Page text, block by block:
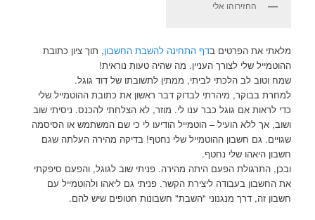
החזירוהו אלי
מלאתי את הפרטים בדף התחינה להשבת החשבון, תוך ציון כתובת
ההוטמייל שלי לצורך העניין. מה שהיה טעות נוראית!
שמח וטוב לב הלכתי לביתי, ממתין לתשובתו של דוד גוגל.
למחרת בבוקר, מיהרתי לבדוק דבר ראשון את כתובת ההוטמייל שלי
כדי לראות אם גוגל כבר ענו לי. מוזר, לא הצלחתי להכנס. ניסיתי שוב
ושוב, אך ללא הועיל – הוטמייל הודיעו לי כי שם המשתמש או הסיסמה
שגויים. גם חשבון ההוטמייל שלי נחטף! בדיקה מהירה העלתה שגם
חשבון היאהו שלי נחטף.
ובכן, התרגולת הפעם היתה מהירה. פניתי שוב לגוגל, והפעם סיפקתי
את החשבון בעבודה ליצירת הקשר. פניתי גם ליאהו ולהוטמייל עם
חשבון זה, דרך מנגנוני "השבת" חשבונות חטופים שיש להם.